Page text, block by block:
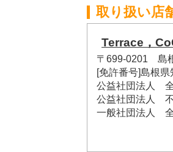
取り扱い店
Terrace，
〒699-0201 島
[免許番号]島根
公益社団法人
公益社団法人
一般社団法人